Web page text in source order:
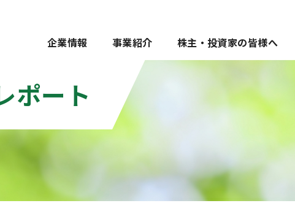
企業情報 事業紹介 株主・投資家の皆様へ
ポート